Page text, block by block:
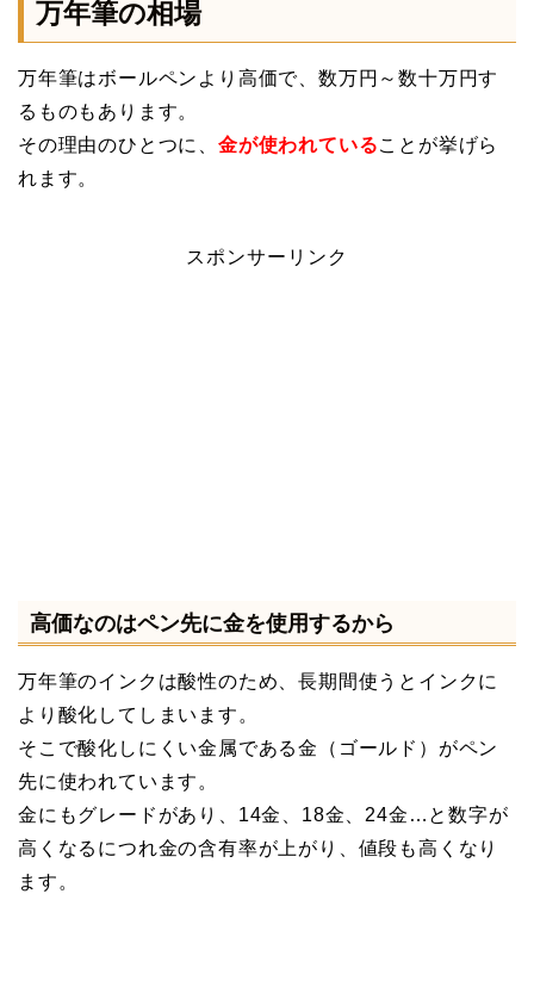
万年筆の相場
万年筆はボールペンより高価で、数万円～数十万円す
るものもあります。
その理由のひとつに、 金が使われていることが挙げら
れます。
スポンサーリンク
高価なのはペン先に金を使用するから
万年筆のインクは酸性のため、長期間使うとインクに
より酸化してしまいます。
そこで酸化しにくい金属である金（ゴールド）がペン
先に使われています。
金にもグレードがあり、14金、18金、24金…と数字が
高くなるにつれ金の含有率が上がり、値段も高くなり
ます。